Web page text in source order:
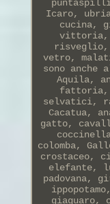
Icaro,
cucina,
vittoria,
risveglio,
vetro,
sono
Aquila,
fattoria,
selvatici,
Cacatua,
gatto,
colomba,
crostaceo,
elefante,
padovana,
giaguaro,